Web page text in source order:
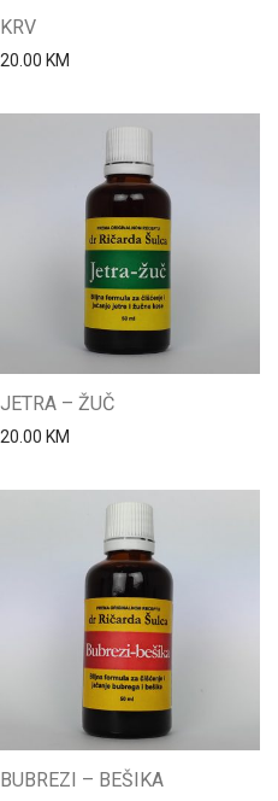
KRV
20.00 KM
JETRA – ŽUČ
20.00 KM
BUBREZI – BEŠIKA